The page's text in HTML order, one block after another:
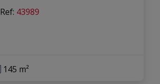
Ref: 43989
145 m²